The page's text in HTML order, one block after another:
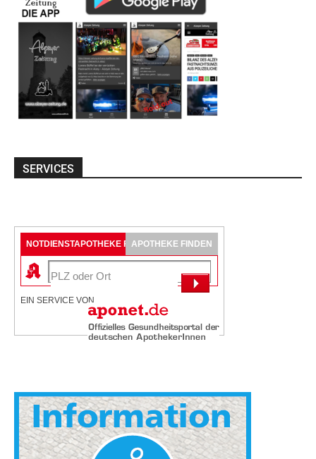
SERVICES
NOTDIENSTAPOTHEKE FINDENAPOTHEKE FINDEN
EIN SERVICE VON